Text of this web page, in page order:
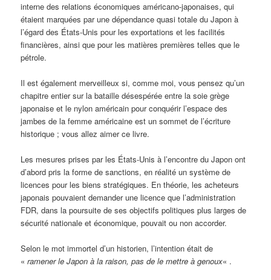
interne des relations économiques américano-japonaises, qui
étaient marquées par une dépendance quasi totale du Japon à
l’égard des États-Unis pour les exportations et les facilités
financières, ainsi que pour les matières premières telles que le
pétrole.
Il est également merveilleux si, comme moi, vous pensez qu’un
chapitre entier sur la bataille désespérée entre la soie grège
japonaise et le nylon américain pour conquérir l’espace des
jambes de la femme américaine est un sommet de l’écriture
historique ; vous allez aimer ce livre.
Les mesures prises par les États-Unis à l’encontre du Japon ont
d’abord pris la forme de sanctions, en réalité un système de
licences pour les biens stratégiques. En théorie, les acheteurs
japonais pouvaient demander une licence que l’administration
FDR, dans la poursuite de ses objectifs politiques plus larges de
sécurité nationale et économique, pouvait ou non accorder.
Selon le mot immortel d’un historien, l’intention était de
«ramener le Japon à la raison, pas de le mettre à genoux« .